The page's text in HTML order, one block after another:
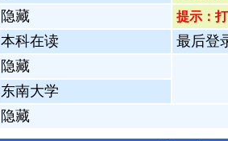
隐藏 提示：
本科在读
最后登
隐藏
东南大学
隐藏